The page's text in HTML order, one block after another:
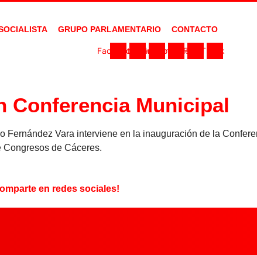
GRUPO PARLAMENTARIO CONTACTO
FacebookInstagramTwitterYoutubeFlickr Tiktok
Conferencia Municipal
Fernández Vara interviene en la inauguración de la
de Cáceres.
en redes sociales!